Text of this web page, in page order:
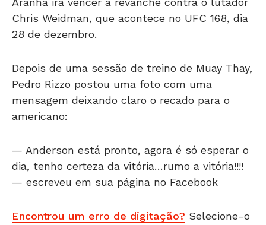
Chris Weidman, que acontece no UFC 168, dia
28 de dezembro.
Depois de uma sessão de treino de Muay Thay,
Pedro Rizzo postou uma foto com uma
mensagem deixando claro o recado para o
americano:
— Anderson está pronto, agora é só esperar o
dia, tenho certeza da vitória…rumo a vitória!!!!
— escreveu em sua página no Facebook
Encontrou um erro de digitação? Selecione-o